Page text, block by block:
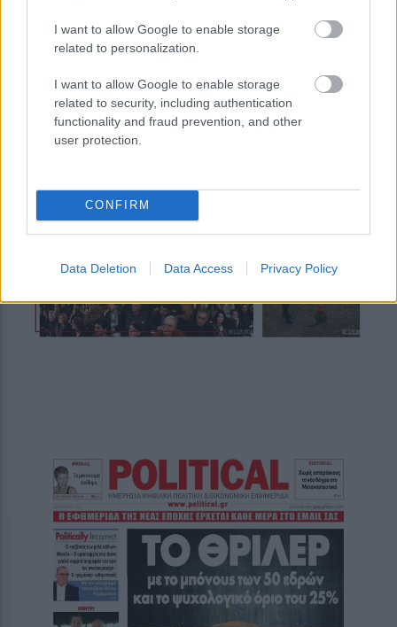
I want to allow Google to enable storage
related to personalization.
I want to allow Google to enable storage
related to security, including authentication
functionality and fraud prevention, and other
user protection.
CONFIRM
Data Deletion Data Access Privacy Policy